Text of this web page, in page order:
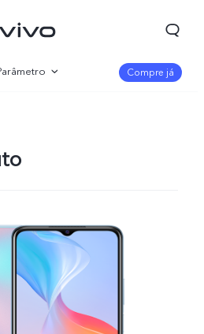
| Selecionar país/região
Compre já